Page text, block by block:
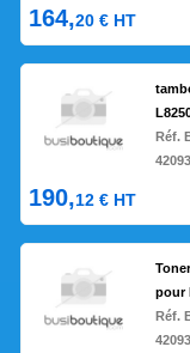
164,20 € HT
Réf.
190,12 € HT
pour
Réf.